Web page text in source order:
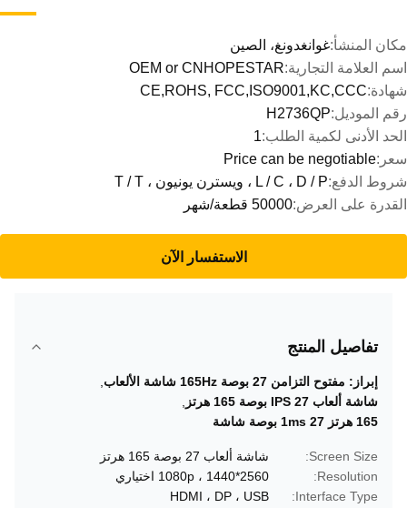
مكان المنشأ:غوانغدونغ، الصين
اسم العلامة التجارية:OEM or CNHOPESTAR
شهادة:CE,ROHS, FCC,ISO9001,KC,CCC
رقم الموديل:H2736QP
الحد الأدنى لكمية الطلب:1
سعر:Price can be negotiable
شروط الدفع:L / C ، D / P ، ويسترن يونيون ، T / T
القدرة على العرض:50000 قطعة/شهر
الاستفسار الآن
تفاصيل المنتج
إبراز: مفتوح التزامن 27 بوصة 165Hz شاشة الألعاب
شاشة ألعاب IPS 27 بوصة 165 هرتز
165 هرتز 1ms 27 بوصة شاشة
Screen Size:
شاشة ألعاب 27 بوصة 165 هرتز
Resolution:
2560*1440 ، 1080p اختياري
Interface Type:
HDMI ، DP ، USB